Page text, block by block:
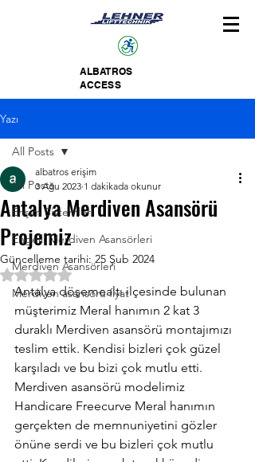
ALBATROS
ACCESS
Yazı
All Posts
Erişim Sistemleri
Engelli Merdiven Asansörleri
Merdiven Asansörleri
Merdiven asansörü fiyat
All Posts
Antalya Merdiven Asansörü
Projemiz
albatros erişim
3 Ağu 2023 1 dakikada okunur
Güncelleme tarihi: 25 Şub 2024
5 üzerinden NaN yıldız
Antalya döşemealtı ilçesinde bulunan
müşterimiz Meral hanımın 2 kat 3
duraklı Merdiven asansörü montajımızı
teslim ettik. Kendisi bizleri çok güzel
karşıladı ve bu bizi çok mutlu etti.
Merdiven asansörü modelimiz
Handicare Freecurve Meral hanımın
gerçekten de memnuniyetini gözler
önüne serdi ve bu bizleri çok mutlu